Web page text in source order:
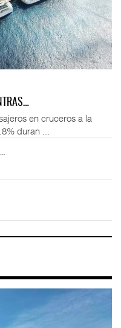
en cruceros a la
duran ...